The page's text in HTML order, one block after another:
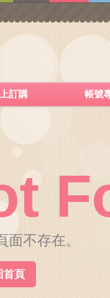
訂購 帳號
面不存在。
首頁